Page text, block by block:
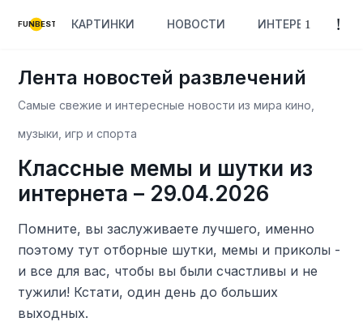
FUNBEST КАРТИНКИ НОВОСТИ ИНТЕРЕСНОЕ
Лента новостей развлечений
Самые свежие и интересные новости из мира кино,
музыки, игр и спорта
Классные мемы и шутки из
интернета – 29.04.2026
Помните, вы заслуживаете лучшего, именно
поэтому тут отборные шутки, мемы и приколы -
и все для вас, чтобы вы были счастливы и не
тужили! Кстати, один день до больших
выходных.